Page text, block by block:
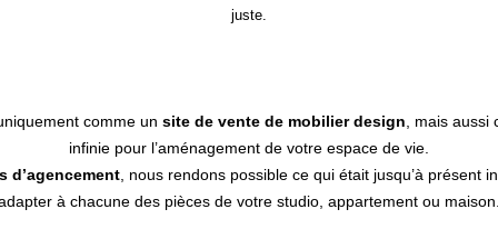
juste.
comme un site de vente de mobilier design , mais
infinie pour l’aménagement de votre espace de vie.
d’agencement , nous rendons possible ce qui était jusqu’à présent
à chacune des pièces de votre studio, appartement ou